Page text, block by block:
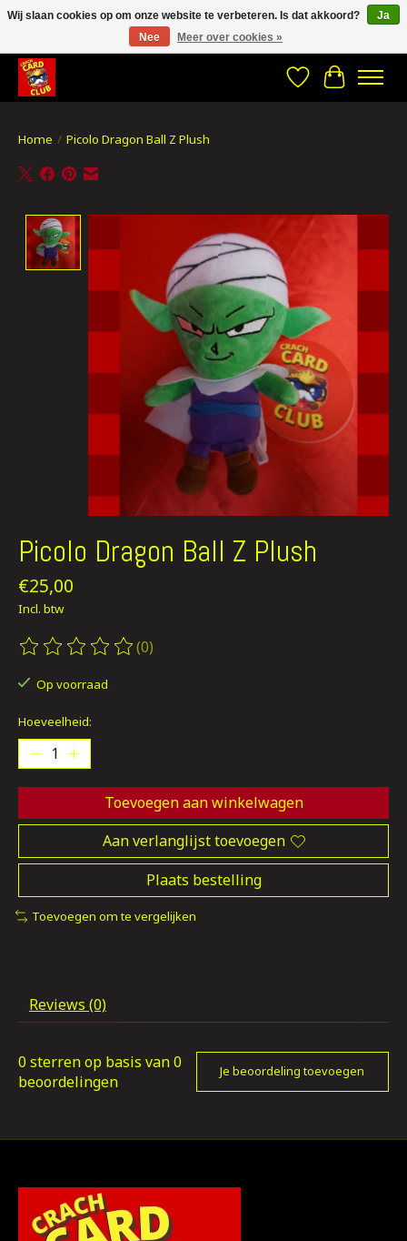
CRACH CARD CLUB , The best place to Geek out!
Verlanglijst
Home / Picolo Dragon Ball Z Plush
Product image slideshow Items
Picolo Dragon Ball Z Plush
€25,00
Incl. btw
De beoordeling van dit product is
(0)
Op voorraad
Hoeveelheid:
Toevoegen aan winkelwagen
Aan verlanglijst toevoegen
Plaats bestelling
Toevoegen om te vergelijken
Reviews (0)
0 sterren op basis van0
beoordelingen
Je beoordeling toevoegen
Wij slaan cookies op om onze website te verbeteren. Is dat akkoord?
Ja
Nee
Meer over cookies »